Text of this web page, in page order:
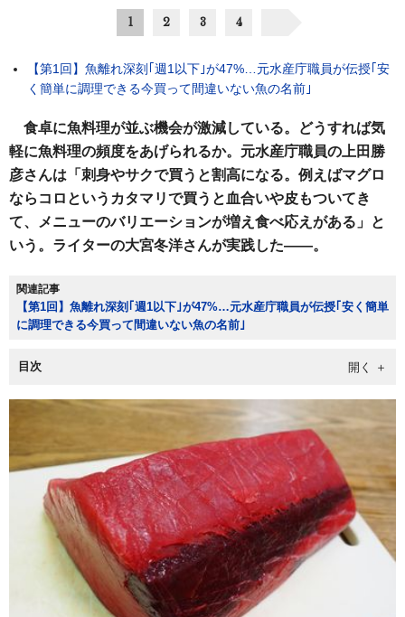
1 2 3 4
【第1回】魚離れ深刻｢週1以下｣が47%…元水産庁職員が伝授｢安
く簡単に調理できる今買って間違いない魚の名前｣
食卓に魚料理が並ぶ機会が激減している。どうすれば気
軽に魚料理の頻度をあげられるか。元水産庁職員の上田勝
彦さんは「刺身やサクで買うと割高になる。例えばマグロ
ならコロというカタマリで買うと血合いや皮もついてき
て、メニューのバリエーションが増え食べ応えがある」と
いう。ライターの大宮冬洋さんが実践した――。
関連記事
【第1回】魚離れ深刻｢週1以下｣が47%…元水産庁職員が伝授｢安く簡単
に調理できる今買って間違いない魚の名前｣
目次